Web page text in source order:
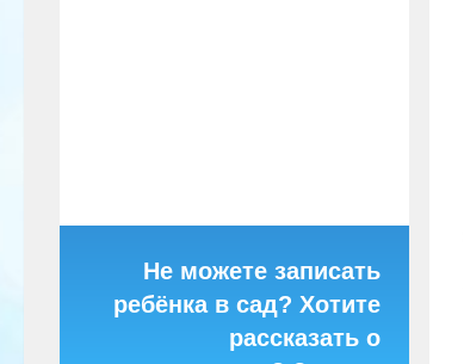
Не можете записать
ребёнка в сад? Хотите
рассказать о